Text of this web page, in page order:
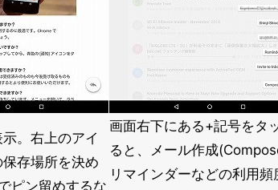
。右上のアイ
存場所を決め
ピン留めするな
画面右下にある+記号をタ
ると、メール作成
リマインダーなどの利用頻